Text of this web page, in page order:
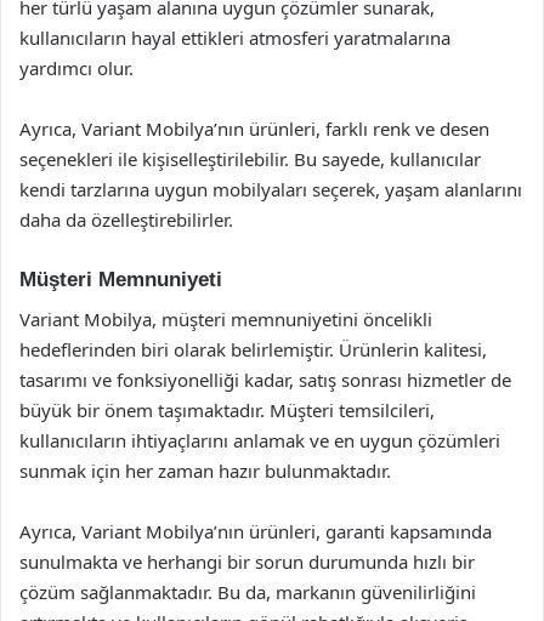
her türlü yaşam alanına uygun çözümler sunarak,
kullanıcıların hayal ettikleri atmosferi yaratmalarına
yardımcı olur.
Ayrıca, Variant Mobilya’nın ürünleri, farklı renk ve desen
seçenekleri ile kişiselleştirilebilir. Bu sayede, kullanıcılar
kendi tarzlarına uygun mobilyaları seçerek, yaşam alanlarını
daha da özelleştirebilirler.
Müşteri Memnuniyeti
Variant Mobilya, müşteri memnuniyetini öncelikli
hedeflerinden biri olarak belirlemiştir. Ürünlerin kalitesi,
tasarımı ve fonksiyonelliği kadar, satış sonrası hizmetler de
büyük bir önem taşımaktadır. Müşteri temsilcileri,
kullanıcıların ihtiyaçlarını anlamak ve en uygun çözümleri
sunmak için her zaman hazır bulunmaktadır.
Ayrıca, Variant Mobilya’nın ürünleri, garanti kapsamında
sunulmakta ve herhangi bir sorun durumunda hızlı bir
çözüm sağlanmaktadır. Bu da, markanın güvenilirliğini